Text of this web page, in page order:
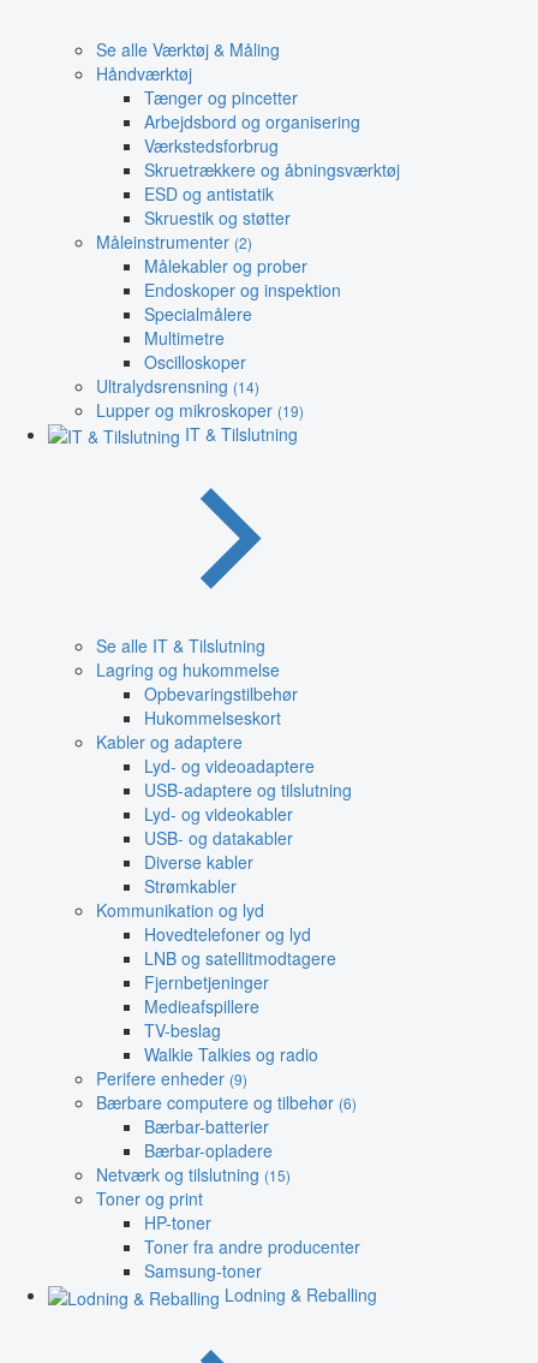
Se alle Værktøj & Måling
Håndværktøj
Tænger og pincetter
Arbejdsbord og organisering
Værkstedsforbrug
Skruetrækkere og åbningsværktøj
ESD og antistatik
Skruestik og støtter
Måleinstrumenter (2)
Målekabler og prober
Endoskoper og inspektion
Specialmålere
Multimetre
Oscilloskoper
Ultralydsrensning (14)
Lupper og mikroskoper (19)
IT & Tilslutning
Se alle IT & Tilslutning
Lagring og hukommelse
Opbevaringstilbehør
Hukommelseskort
Kabler og adaptere
Lyd- og videoadaptere
USB-adaptere og tilslutning
Lyd- og videokabler
USB- og datakabler
Diverse kabler
Strømkabler
Kommunikation og lyd
Hovedtelefoner og lyd
LNB og satellitmodtagere
Fjernbetjeninger
Medieafspillere
TV-beslag
Walkie Talkies og radio
Perifere enheder (9)
Bærbare computere og tilbehør (6)
Bærbar-batterier
Bærbar-opladere
Netværk og tilslutning (15)
Toner og print
HP-toner
Toner fra andre producenter
Samsung-toner
Lodning & Reballing